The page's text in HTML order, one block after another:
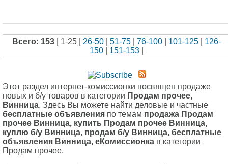
Всего: 153 | 1-25 | 26-50 51-75 76-100 101-125
126-
150
151-153
Этот раздел интернет-комиссионки посвящен продаже
новых и б/у товаров в категории Продам прочее,
Винница. Здесь Вы можете найти деловые и частные
бесплатные объявления по темам продажа Продам
прочее Винница, купить Продам прочее Винница,
куплю б/у Винница, продам б/у Винница, бесплатные
объявления Винница, еКомиссионка в категории
Продам прочее.